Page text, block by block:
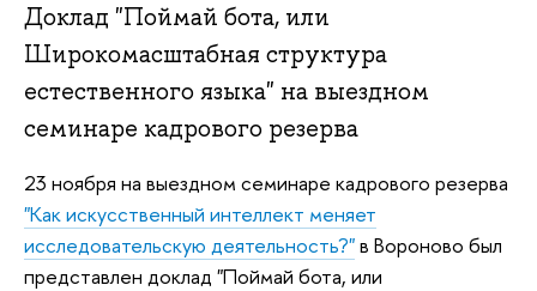
Доклад "Поймай бота, или
Широкомасштабная структура
естественного языка" на выездном
семинаре кадрового резерва
23 ноября на выездном семинаре кадрового резерва
"Как искусственный интеллект меняет
исследовательскую деятельность?"в Вороново был
представлен доклад "Поймай бота, или